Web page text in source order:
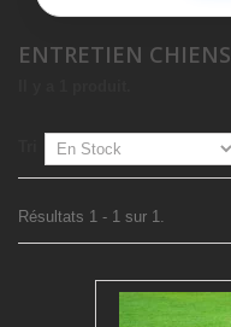
ENTRETIEN CHIENS
Résultats 1 - 1 sur 1.